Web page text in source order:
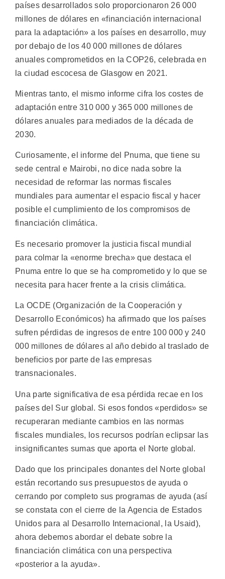
países desarrollados solo proporcionaron 26 000
millones de dólares en «financiación internacional
para la adaptación» a los países en desarrollo, muy
por debajo de los 40 000 millones de dólares
anuales comprometidos en la COP26, celebrada en
la ciudad escocesa de Glasgow en 2021.
Mientras tanto, el mismo informe cifra los costes de
adaptación entre 310 000 y 365 000 millones de
dólares anuales para mediados de la década de
2030.
Curiosamente, el informe del Pnuma, que tiene su
sede central e Mairobi, no dice nada sobre la
necesidad de reformar las normas fiscales
mundiales para aumentar el espacio fiscal y hacer
posible el cumplimiento de los compromisos de
financiación climática.
Es necesario promover la justicia fiscal mundial
para colmar la «enorme brecha» que destaca el
Pnuma entre lo que se ha comprometido y lo que se
necesita para hacer frente a la crisis climática.
La OCDE (Organización de la Cooperación y
Desarrollo Económicos) ha afirmado que los países
sufren pérdidas de ingresos de entre 100 000 y 240
000 millones de dólares al año debido al traslado de
beneficios por parte de las empresas
transnacionales.
Una parte significativa de esa pérdida recae en los
países del Sur global. Si esos fondos «perdidos» se
recuperaran mediante cambios en las normas
fiscales mundiales, los recursos podrían eclipsar las
insignificantes sumas que aporta el Norte global.
Dado que los principales donantes del Norte global
están recortando sus presupuestos de ayuda o
cerrando por completo sus programas de ayuda (así
se constata con el cierre de la Agencia de Estados
Unidos para al Desarrollo Internacional, la Usaid),
ahora debemos abordar el debate sobre la
financiación climática con una perspectiva
«posterior a la ayuda».